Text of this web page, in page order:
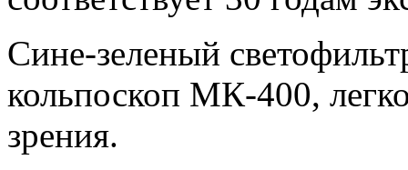
Сине-зеленый
кольпоскоп МК-400,
зрения.